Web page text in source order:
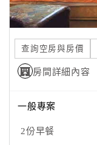
訂
單
管
理
員
查詢空房與房價
房間詳細內容
一般專案
2份早餐